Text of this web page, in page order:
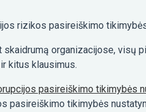
rizikos pasireiškimo
organizacijose,
kitus klausimus.
pasireiškimo tikimybės
pasireiškimo tikimybės